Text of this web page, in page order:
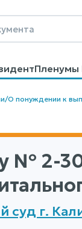
Пленумы
ПомощьПоиск
/О понуждении к
№ 2-
г.